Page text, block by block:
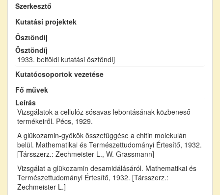
Szerkesztő
Kutatási projektek
Ösztöndíj
Ösztöndíj
1933. belföldi kutatási ösztöndíj
Kutatócsoportok vezetése
Fő művek
Leírás
Vizsgálatok a cellulóz sósavas lebontásának közbeneső
termékeiről. Pécs, 1929.
A glükozamin-gyökök összefüggése a chitin molekulán
belül. Mathematikai és Természettudományi Értesítő, 1932.
[Társszerz.: Zechmeister L., W. Grassmann]
Vizsgálat a glükozamin desamidálásáról. Mathematikai és
Természettudományi Értesítő, 1932. [Társszerz.:
Zechmeister L.]